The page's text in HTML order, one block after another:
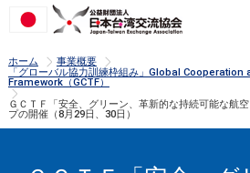
ホーム >
事業概要
「グローバル協力訓練枠組み」Global
Framework（GCTF）
ＧＣＴＦ「安全、グリーン、革新的な持続可能な航
プの開催（8月29日、30日）